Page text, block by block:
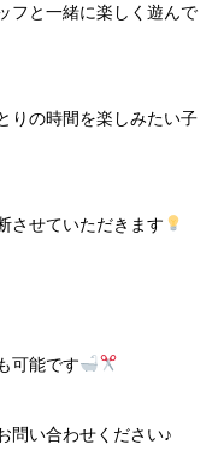
フと一緒に楽しく遊んで
りの時間を楽しみたい子
させていただきます
可能です
問い合わせください♪